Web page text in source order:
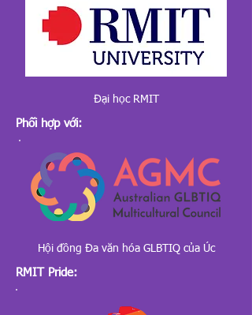
Đại học RMIT
Phối hợp với:
Hội đồng Đa văn hóa GLBTIQ của Úc
RMIT Pride: